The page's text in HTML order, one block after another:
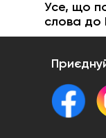
Усе, що
слова до